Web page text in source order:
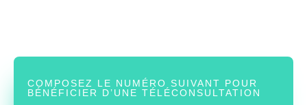
COMPOSEZ LE NUMÉRO SUIVANT POUR
BÉNÉFICIER D’UNE TÉLÉCONSULTATION